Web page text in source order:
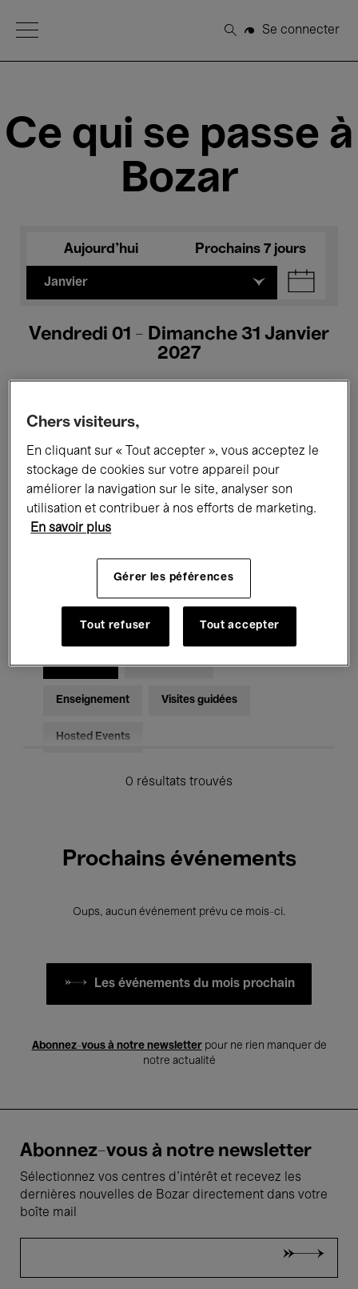
Open Menu
Rechercher
Se connecter
Ce qui se passe à
Bozar
Aujourd'hui Prochains 7 jours
Janvier
Vendredi 01 - Dimanche 31 Janvier
2027
Tous les événements Concerts
Expositions Films Performances
Rencontres & Débats
Musique classique Global Music
Musique électronique
Pour tous Kids’ Palace
Enseignement Visites guidées
Hosted Events
0 résultats trouvés
Prochains événements
Oups, aucun événement prévu ce mois-ci.
Les événements du mois prochain
Abonnez-vous à notre newsletterpour ne rien manquer de
notre actualité
Abonnez-vous à notre newsletter
Sélectionnez vos centres d'intérêt et recevez les
dernières nouvelles de Bozar directement dans votre
boîte mail
Chers visiteurs,
En cliquant sur « Tout accepter », vous acceptez le
stockage de cookies sur votre appareil pour
améliorer la navigation sur le site, analyser son
utilisation et contribuer à nos efforts de marketing.
En savoir plus
Gérer les péférences
Tout refuser Tout accepter